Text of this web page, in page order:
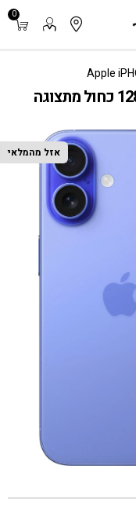
0
אזל מהמלאי